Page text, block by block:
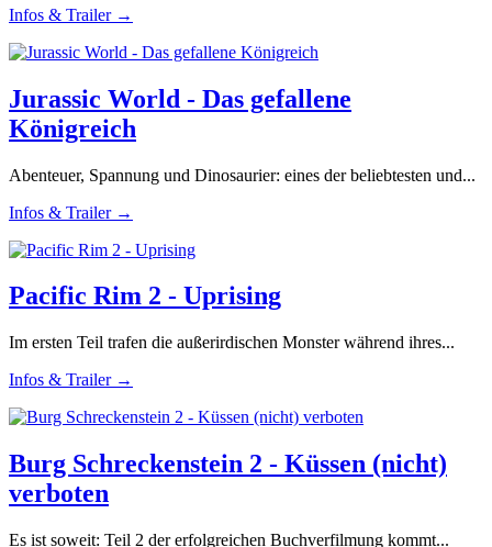
Infos & Trailer →
Jurassic World - Das gefallene
Königreich
Abenteuer, Spannung und Dinosaurier: eines der beliebtesten und...
Infos & Trailer →
Pacific Rim 2 - Uprising
Im ersten Teil trafen die außerirdischen Monster während ihres...
Infos & Trailer →
Burg Schreckenstein 2 - Küssen (nicht)
verboten
Es ist soweit: Teil 2 der erfolgreichen Buchverfilmung kommt...